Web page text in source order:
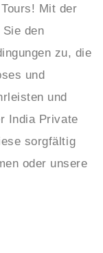
Mit der
Sie den
zu, die
und
und
India Private
sorgfältig
oder unsere